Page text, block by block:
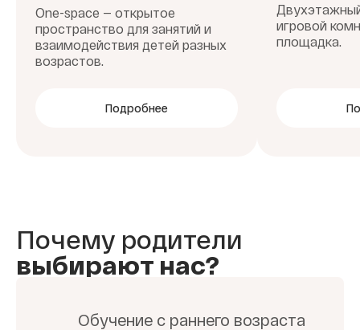
One-space — открытое
пространство для занятий и
взаимодействия детей разных
возрастов.
Подробнее
игровой
площадка.
Почему родители
выбирают нас?
Обучение с раннего возраста